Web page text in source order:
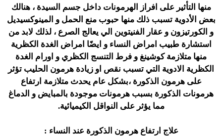
منها التأثير على افراز الهرمونات داخل جسم السيدة ، هنالك
بعض الأدوية تسبب ذلك منها حبوب منع الحمل و المينوكسيديل
و الكورتيزون و عقار الفنيتوين الي يعالج الصرع ، لذلك لابد من
استشارة طبيب امراض النساء و ايضًا امراض الغدة الكظرية
منها متلازمة كوشينغ و فرط التنسج الكظري و اورام الغدة
الكظرية الادوية التي تسبب نقص او زيادة هرمون الحليب تؤثر
على هرمون الذكورة ،بشكل عام يحدث متلازمة ارتفاع
هرمونات الذكورة بسبب هرمونات موجودة بالمبايض و الدماغ
مما يؤثر على النواقل الكيميائية.
علاج ارتفاع هرمون الذكورة عند النساء :